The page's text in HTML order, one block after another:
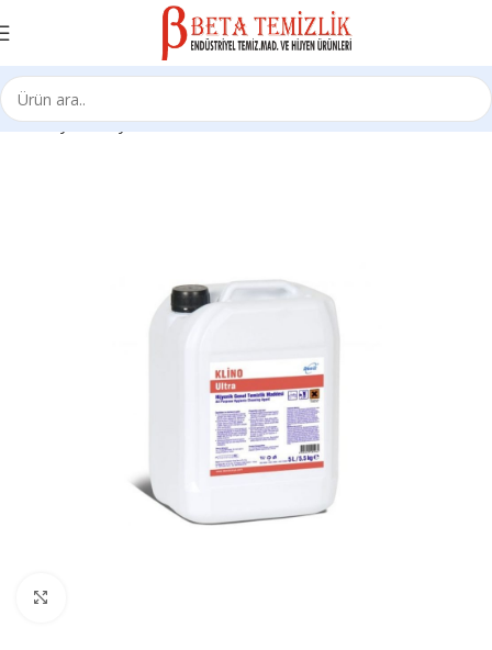
Ana Sayfa Kimyasal Ürünleri Bina Bakımı